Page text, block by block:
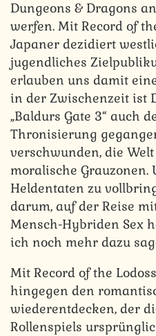
Dungeons & Dragons
werfen. Mit Record of
Japaner dezidiert
jugendliches
erlauben uns damit
in der Zwischenzeit ist
„Baldurs Gate 3“ auch
Thronisierung
verschwunden, die
moralische Grauzonen.
Heldentaten zu
darum, auf der Reise
Mensch-Hybriden Sex
ich noch mehr dazu
Mit Record of the
hingegen den
wiederentdecken, der
Rollenspiels